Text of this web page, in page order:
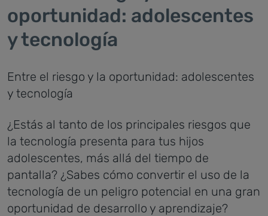
oportunidad: adolescentes
y tecnología
Entre el riesgo y la oportunidad: adolescentes
y tecnología
¿Estás al tanto de los principales riesgos que
la tecnología presenta para tus hijos
adolescentes, más allá del tiempo de
pantalla? ¿Sabes cómo convertir el uso de la
tecnología de un peligro potencial en una gran
oportunidad de desarrollo y aprendizaje?